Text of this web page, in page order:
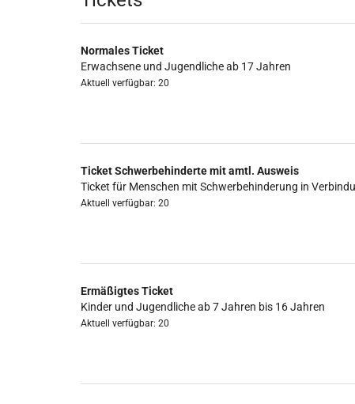
Normales Ticket
Erwachsene und Jugendliche ab 17 Jahren
Aktuell verfügbar: 20
Ticket Schwerbehinderte mit amtl. Ausweis
Ticket für Menschen mit Schwerbehinderung in
Aktuell verfügbar: 20
Ermäßigtes Ticket
Kinder und Jugendliche ab 7 Jahren bis 16 Jahren
Aktuell verfügbar: 20